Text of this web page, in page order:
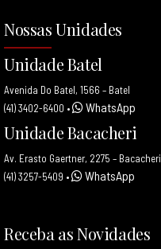
Nossas Unidades
Unidade Batel
Avenida Do Batel, 1566 – Batel
(41) 3402-6400 • WhatsApp
Unidade Bacacheri
Av. Erasto Gaertner, 2275 – Bacacheri
(41) 3257-5409 • WhatsApp
Receba as Novidades